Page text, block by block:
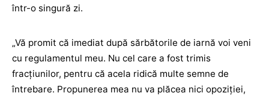
într-o singură zi.
„Vă promit că imediat după sărbătorile de iarnă voi veni
cu regulamentul meu. Nu cel care a fost trimis
fracțiunilor, pentru că acela ridică multe semne de
întrebare. Propunerea mea nu va plăcea nici opoziției,